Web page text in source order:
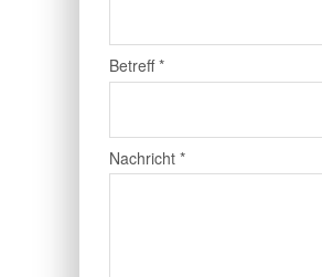
Betreff*
Nachricht *